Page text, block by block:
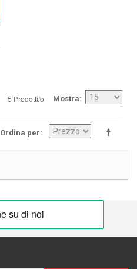
5 Prodotti/o Mostra
Ordina per